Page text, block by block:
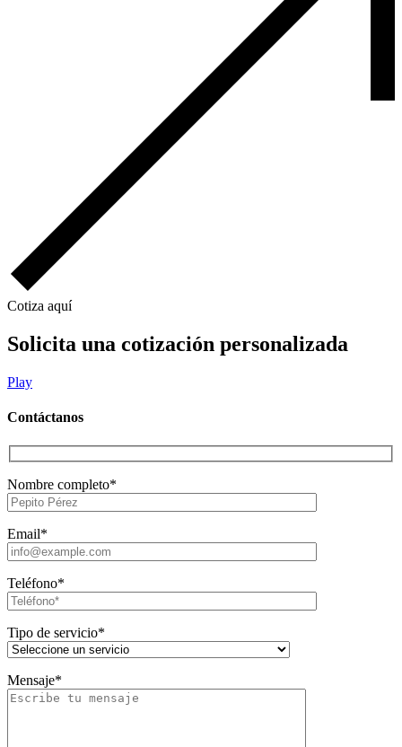
Cotiza aquí
Solicita una cotización personalizada
Play
Contáctanos
Nombre completo*
Email*
Teléfono*
Tipo de servicio*
Mensaje*